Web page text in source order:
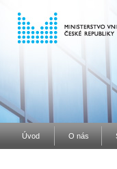
Úvod O nás